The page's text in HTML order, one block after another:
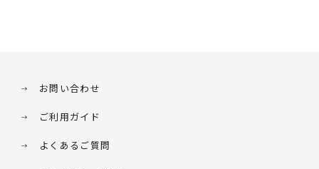
お問い合わせ
ご利用ガイド
よくあるご質問